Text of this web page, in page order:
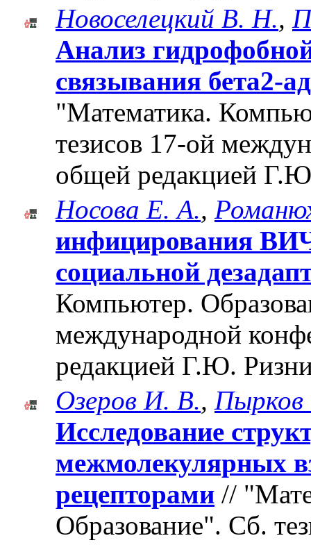
Новоселецкий В. Н.,
Анализ
связывания бета2-
"Математика.
тезисов 17-ой
общей редакцией
Носова Е. А.,
инфицирования
социальной
Компьютер.
международной
редакцией Г.Ю.
Озеров И. В., Пырков
Исследование
межмолекулярных
рецепторами //
Образование". Cб.